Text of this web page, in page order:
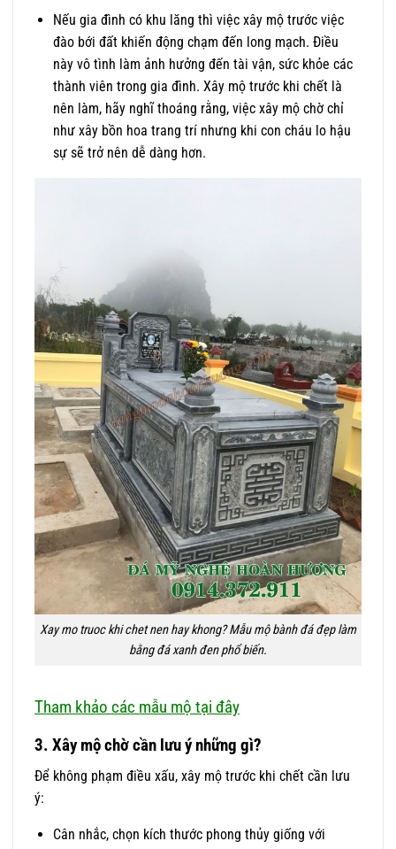
Nếu gia đình có khu lăng thì việc xây mộ trước việc
đào bới đất khiến động chạm đến long mạch. Điều
này vô tình làm ảnh hưởng đến tài vận, sức khỏe các
thành viên trong gia đình. Xây mộ trước khi chết là
nên làm, hãy nghĩ thoáng rằng, việc xây mộ chờ chỉ
như xây bồn hoa trang trí nhưng khi con cháu lo hậu
sự sẽ trở nên dễ dàng hơn.
Xay mo truoc khi chet nen hay khong? Mẫu mộ bành đá đẹp làm
bằng đá xanh đen phổ biến.
Tham khảo các mẫu mộ tại đây
3. Xây mộ chờ cần lưu ý những gì?
Để không phạm điều xấu, xây mộ trước khi chết cần lưu
ý:
Cân nhắc, chọn kích thước phong thủy giống với